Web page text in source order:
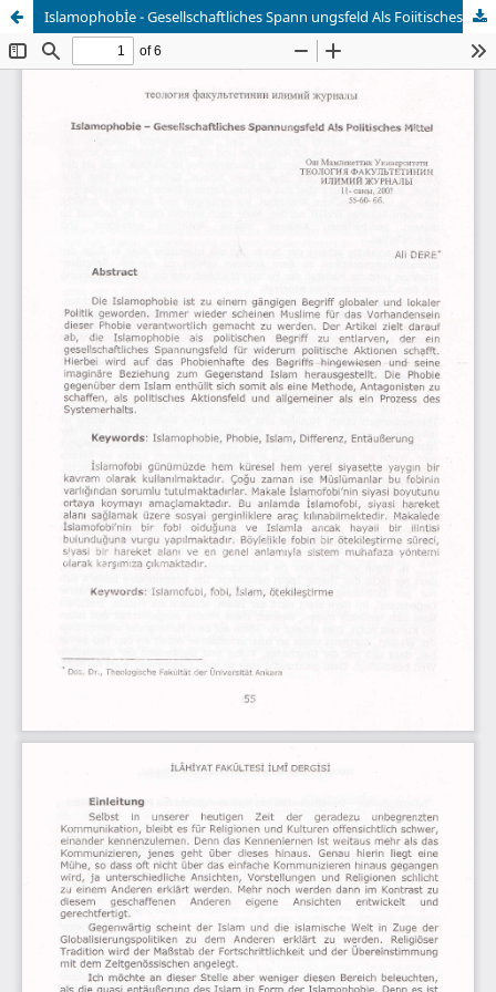
Islamophobİe - Gesellschaftliches Spann ungsfeld Als Foiitisches M ittel